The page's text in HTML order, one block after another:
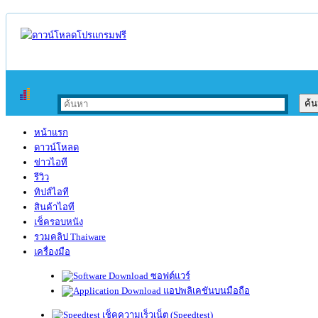
หน้าแรก
ดาวน์โหลด
ข่าวไอที
รีวิว
ทิปส์ไอที
สินค้าไอที
เช็ครอบหนัง
รวมคลิป Thaiware
เครื่องมือ
ซอฟต์แวร์
แอปพลิเคชันบนมือถือ
เช็คความเร็วเน็ต (Speedtest)